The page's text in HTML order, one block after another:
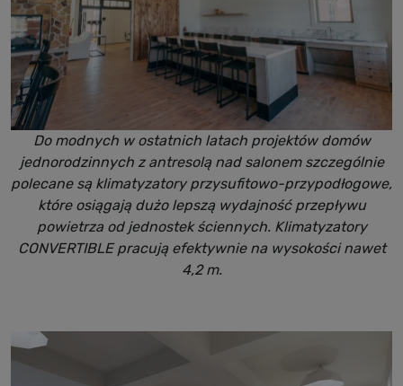
Do modnych w ostatnich latach projektów domów
jednorodzinnych z antresolą nad salonem szczególnie
polecane są klimatyzatory przysufitowo-przypodłogowe,
które osiągają dużo lepszą wydajność przepływu
powietrza od jednostek ściennych. Klimatyzatory
CONVERTIBLE pracują efektywnie na wysokości nawet
4,2 m.